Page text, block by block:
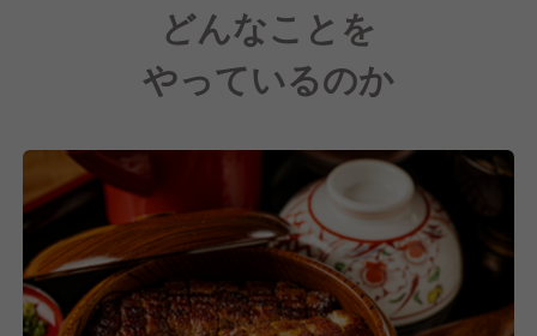
どんなことを
やっているのか